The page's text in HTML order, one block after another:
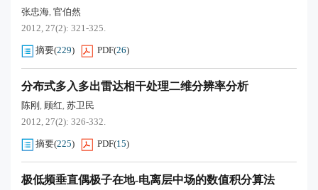
张忠海, 官伯然
2012, 27(2): 321-325.
摘要(229) PDF(26)
分布式多入多出雷达相干处理二维分辨率分析
陈刚 , 顾红, 苏卫民
2012, 27(2): 326-332.
摘要(225) PDF(15)
极低频垂直偶极子在地-电离层中场的数值积分算法